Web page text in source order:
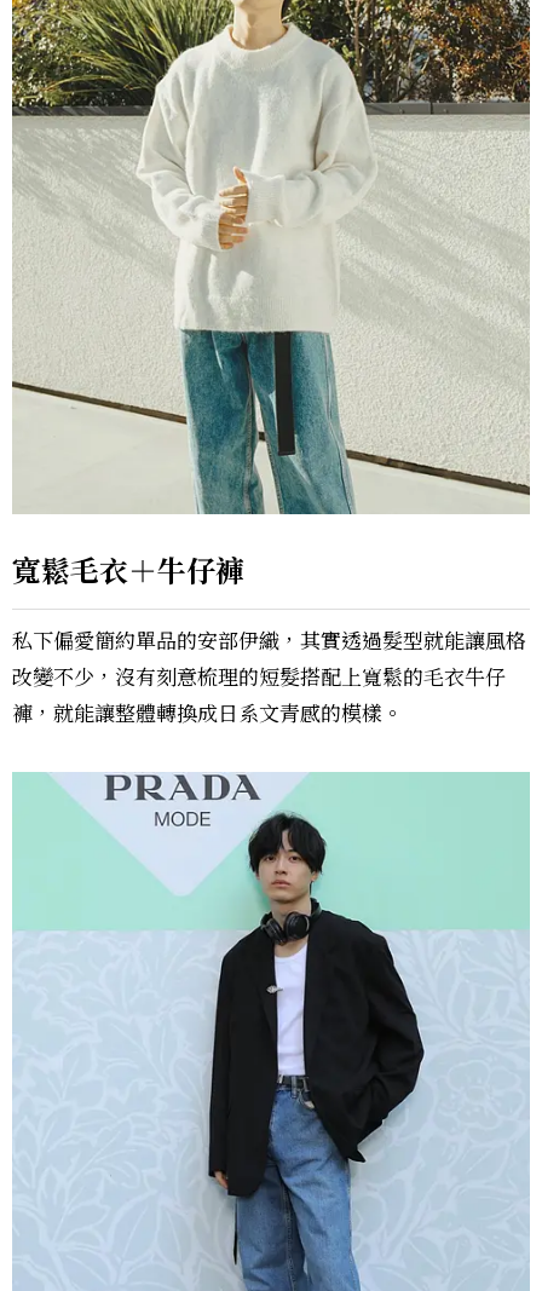
寬鬆毛衣＋牛仔褲
私下偏愛簡約單品的安部伊織，其實透過髮型就能讓風格
改變不少，沒有刻意梳理的短髮搭配上寬鬆的毛衣牛仔
褲，就能讓整體轉換成日系文青感的模樣。